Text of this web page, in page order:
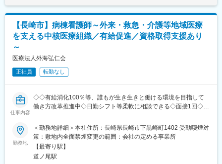
市に位置するショートステイ施設です。安心して働けるサポート
体制を整えており、先輩スタッフがしっかりとした研修やサポー
トを行います。
◎働きやすい環境で、利用者様に寄り添う仕事
ています。チームワークを重んじるカルチャーが自慢です。同僚
■当法人について：
当法人は2011年4月、西海市より福祉施設及び医療機関の事業譲
渡を受け、福祉・医療の複合施設にて「切れ目のない医療と介護
の総合提供」を目指しています。
(月額)は固定手当を含めた表記です。
【長崎市】病棟看護師～外来・救急・介護等地域医療
を支える中核医療組織／有給促進／資格取得支援あり
～
医療法人外海弘仁会
正社員 転勤なし
仕事内容
◇◇有給消化100％等、誰もが生き生きと働ける環境を目指して
働き方改革推進中◇日勤シフト等柔軟に相談できる◇面接1回◇長
長崎県長崎市下黒崎町の外来・救急告示病院である当院で病棟看
護師として勤めていただきます。
■職務内容：
病棟での看護業務全般・入院患者様（一般病棟・療養病棟）の看
勤務地
＜勤務地詳細＞本社住所：長崎県長崎市下黒崎町1402 受動喫煙対
策：敷地内全面禁煙変更の範囲：会社の定める事業所
【最寄り駅】
道ノ尾駅